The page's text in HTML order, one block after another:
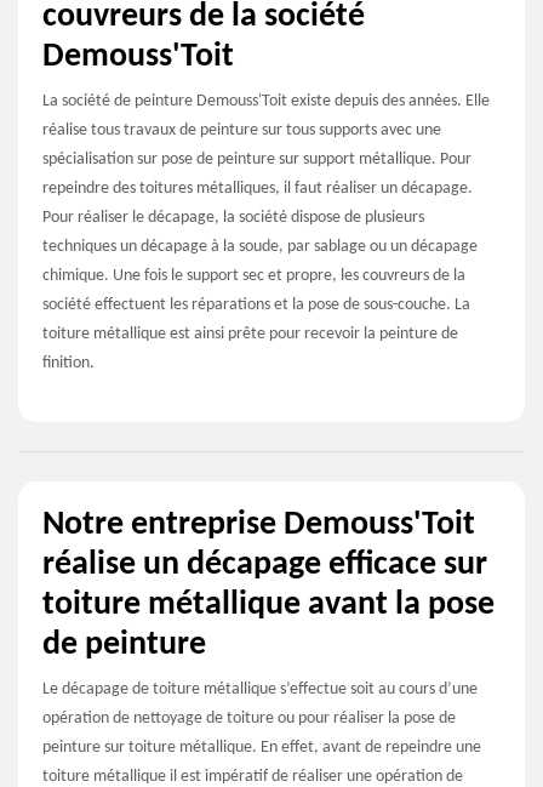
couvreurs de la société
Demouss'Toit
La société de peinture Demouss'Toit existe depuis des années. Elle
réalise tous travaux de peinture sur tous supports avec une
spécialisation sur pose de peinture sur support métallique. Pour
repeindre des toitures métalliques, il faut réaliser un décapage.
Pour réaliser le décapage, la société dispose de plusieurs
techniques un décapage à la soude, par sablage ou un décapage
chimique. Une fois le support sec et propre, les couvreurs de la
société effectuent les réparations et la pose de sous-couche. La
toiture métallique est ainsi prête pour recevoir la peinture de
finition.
Notre entreprise Demouss'Toit
réalise un décapage efficace sur
toiture métallique avant la pose
de peinture
Le décapage de toiture métallique s’effectue soit au cours d’une
opération de nettoyage de toiture ou pour réaliser la pose de
peinture sur toiture métallique. En effet, avant de repeindre une
toiture métallique il est impératif de réaliser une opération de